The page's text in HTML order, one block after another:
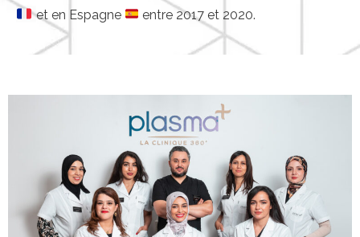
et en Espagne
entre 2017 et 2020.